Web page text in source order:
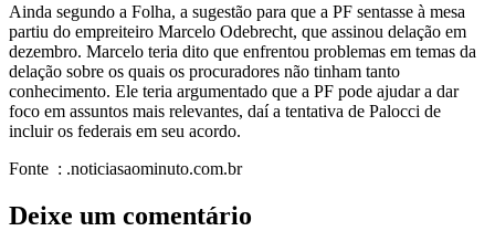
Ainda segundo a Folha, a sugestão para que a PF sentasse à mesa
partiu do empreiteiro Marcelo Odebrecht, que assinou delação em
dezembro. Marcelo teria dito que enfrentou problemas em temas da
delação sobre os quais os procuradores não tinham tanto
conhecimento. Ele teria argumentado que a PF pode ajudar a dar
foco em assuntos mais relevantes, daí a tentativa de Palocci de
incluir os federais em seu acordo.
Fonte : .noticiasaominuto.com.br
Deixe um comentário